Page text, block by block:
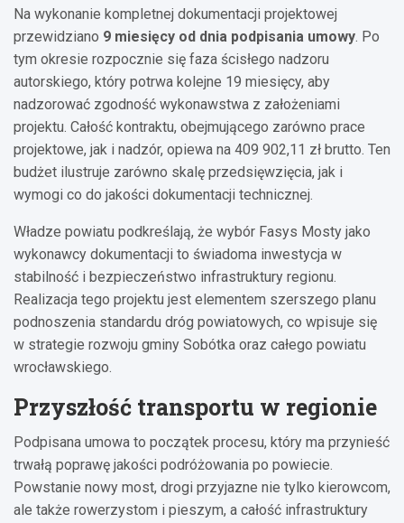
Na wykonanie kompletnej dokumentacji projektowej
przewidziano 9 miesięcy od dnia podpisania umowy. Po
tym okresie rozpocznie się faza ścisłego nadzoru
autorskiego, który potrwa kolejne 19 miesięcy, aby
nadzorować zgodność wykonawstwa z założeniami
projektu. Całość kontraktu, obejmującego zarówno prace
projektowe, jak i nadzór, opiewa na 409 902,11 zł brutto. Ten
budżet ilustruje zarówno skalę przedsięwzięcia, jak i
wymogi co do jakości dokumentacji technicznej.
Władze powiatu podkreślają, że wybór Fasys Mosty jako
wykonawcy dokumentacji to świadoma inwestycja w
stabilność i bezpieczeństwo infrastruktury regionu.
Realizacja tego projektu jest elementem szerszego planu
podnoszenia standardu dróg powiatowych, co wpisuje się
w strategie rozwoju gminy Sobótka oraz całego powiatu
wrocławskiego.
Przyszłość transportu w regionie
Podpisana umowa to początek procesu, który ma przynieść
trwałą poprawę jakości podróżowania po powiecie.
Powstanie nowy most, drogi przyjazne nie tylko kierowcom,
ale także rowerzystom i pieszym, a całość infrastruktury